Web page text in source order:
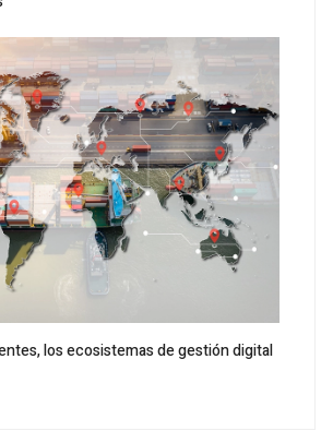
los ecosistemas de gestión digital